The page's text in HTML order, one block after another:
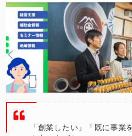
「創業したい」「既に事業